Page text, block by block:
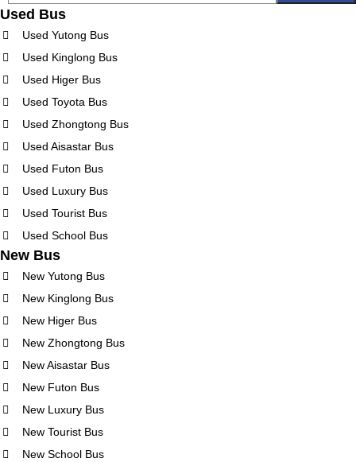
Used Bus
Used Yutong Bus
Used Kinglong Bus
Used Higer Bus
Used Toyota Bus
Used Zhongtong Bus
Used Aisastar Bus
Used Futon Bus
Used Luxury Bus
Used Tourist Bus
Used School Bus
New Bus
New Yutong Bus
New Kinglong Bus
New Higer Bus
New Zhongtong Bus
New Aisastar Bus
New Futon Bus
New Luxury Bus
New Tourist Bus
New School Bus